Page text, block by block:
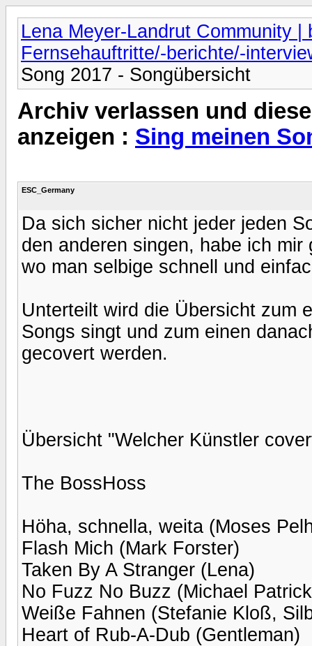
Lena Meyer-Landrut Community |
Fernsehauftritte/-berichte/-
Song 2017 - Songübersicht
Archiv verlassen und
anzeigen : Sing meinen
ESC_Germany
Da sich sicher nicht jeder jeden
den anderen singen, habe ich
wo man selbige schnell und
Unterteilt wird die Übersicht zum
Songs singt und zum einen
gecovert werden.
Übersicht "Welcher Künstler
The BossHoss
Höha, schnella, weita (Moses
Flash Mich (Mark Forster)
Taken By A Stranger (Lena)
No Fuzz No Buzz (Michael
Weiße Fahnen (Stefanie Kloß,
Heart of Rub-A-Dub (Gentleman)